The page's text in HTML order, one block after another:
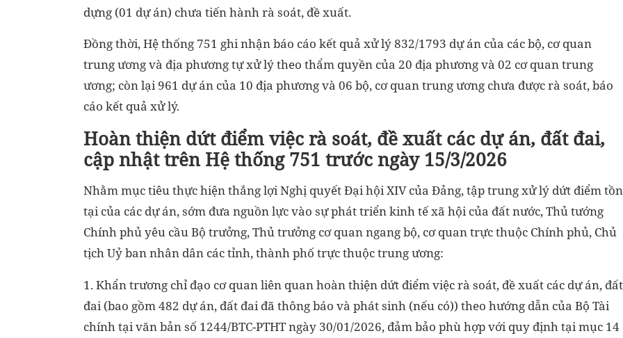
dựng (01 dự án) chưa tiến hành rà soát, đề xuất.
Đồng thời, Hệ thống 751 ghi nhận báo cáo kết quả xử lý 832/1793 dự án của các bộ, cơ quan
trung ương và địa phương tự xử lý theo thẩm quyền của 20 địa phương và 02 cơ quan trung
ương; còn lại 961 dự án của 10 địa phương và 06 bộ, cơ quan trung ương chưa được rà soát, báo
cáo kết quả xử lý.
Hoàn thiện dứt điểm việc rà soát, đề xuất các dự án, đất đai,
cập nhật trên Hệ thống 751 trước ngày 15/3/2026
Nhằm mục tiêu thực hiện thắng lợi Nghị quyết Đại hội XIV của Đảng, tập trung xử lý dứt điểm tồn
tại của các dự án, sớm đưa nguồn lực vào sự phát triển kinh tế xã hội của đất nước, Thủ tướng
Chính phủ yêu cầu Bộ trưởng, Thủ trưởng cơ quan ngang bộ, cơ quan trực thuộc Chính phủ, Chủ
tịch Uỷ ban nhân dân các tỉnh, thành phố trực thuộc trung ương:
1. Khẩn trương chỉ đạo cơ quan liên quan hoàn thiện dứt điểm việc rà soát, đề xuất các dự án, đất
đai (bao gồm 482 dự án, đất đai đã thông báo và phát sinh (nếu có)) theo hướng dẫn của Bộ Tài
chính tại văn bản số 1244/BTC-PTHT ngày 30/01/2026, đảm bảo phù hợp với quy định tại mục 14